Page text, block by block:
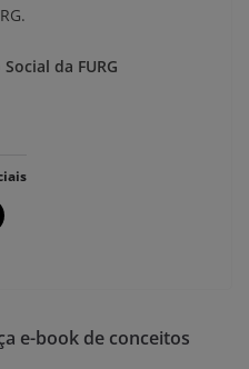
da FURG
e-book de conceitos